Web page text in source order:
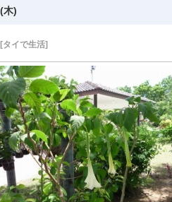
木)
[タイで生活]